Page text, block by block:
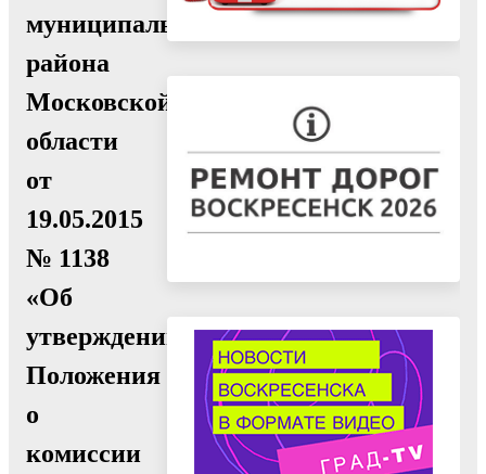
муниципального
района
Московской
области
от
19.05.2015
№ 1138
«Об
утверждении
Положения
о
комиссии